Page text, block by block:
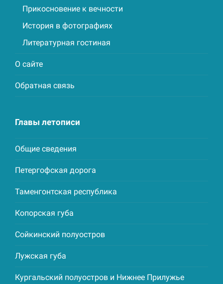
Прикосновение к вечности
История в фотографиях
Литературная гостиная
О сайте
Обратная связь
Главы летописи
Общие сведения
Петергофская дорога
Таменгонтская республика
Копорская губа
Сойкинский полуостров
Лужская губа
Кургальский полуостров и Нижнее Прилужье